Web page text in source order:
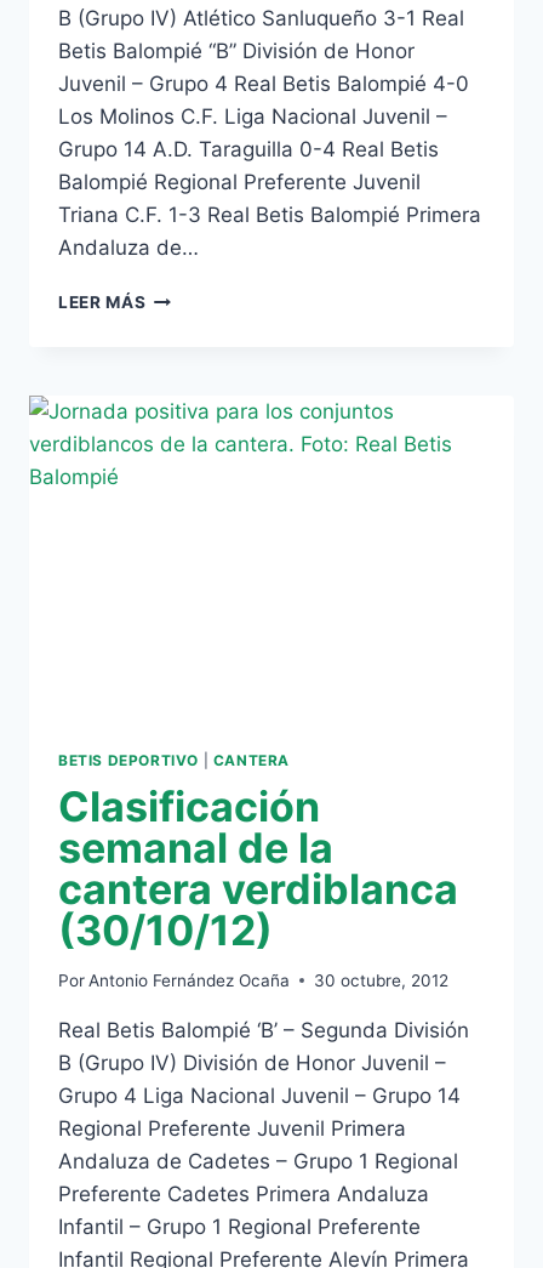
B (Grupo IV) Atlético Sanluqueño 3-1 Real
Betis Balompié “B” División de Honor
Juvenil – Grupo 4 Real Betis Balompié 4-0
Los Molinos C.F. Liga Nacional Juvenil –
Grupo 14 A.D. Taraguilla 0-4 Real Betis
Balompié Regional Preferente Juvenil
Triana C.F. 1-3 Real Betis Balompié Primera
Andaluza de…
LEER MÁS CLASIFICACIÓN
CANTERA
VERDIBLANCA
BETIS DEPORTIVO CANTERA
Clasificación
semanal de la
cantera verdiblanca
(30/10/12)
PorAntonio Fernández Ocaña 30 octubre, 2012
Real Betis Balompié ‘B’ – Segunda División
B (Grupo IV) División de Honor Juvenil –
Grupo 4 Liga Nacional Juvenil – Grupo 14
Regional Preferente Juvenil Primera
Andaluza de Cadetes – Grupo 1 Regional
Preferente Cadetes Primera Andaluza
Infantil – Grupo 1 Regional Preferente
Infantil Regional Preferente Alevín Primera